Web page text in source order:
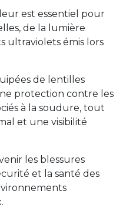
est essentiel pour
de la lumière
ultraviolets émis lors
de lentilles
protection contre les
à la soudure, tout
et une visibilité
les blessures
et la santé des